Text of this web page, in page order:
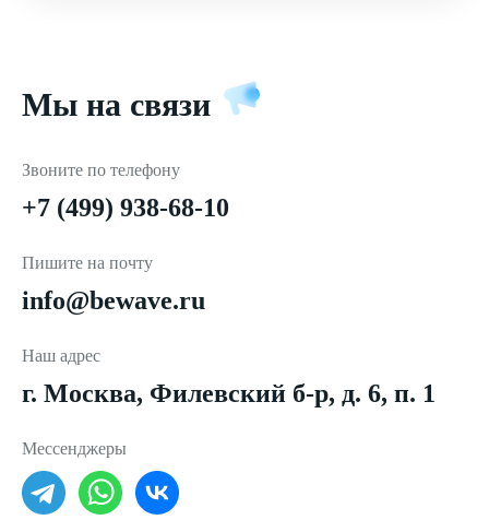
Мы на связи
Звоните по телефону
+7 (499) 938-68-10
Пишите на почту
info@bewave.ru
Наш адрес
г. Москва, Филевский б-р, д. 6, п. 1
Мессенджеры